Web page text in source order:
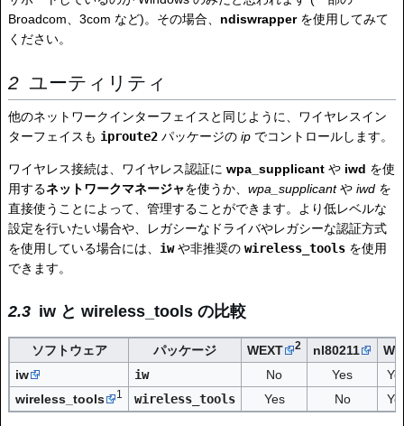
Broadcom、3com など)。その場合、 ndiswrapperを使用してみて
ください。
ユーティリティ
他のネットワークインターフェイスと同じように、ワイヤレスイン
ターフェイスも iproute2 パッケージの ip でコントロールします。
ワイヤレス接続は、ワイヤレス認証に wpa_supplicant や iwd を使
用するネットワークマネージャを使うか、 wpa_supplicantや iwd を
直接使うことによって、管理することができます。より低レベルな
設定を行いたい場合や、レガシーなドライバやレガシーな認証方式
を使用している場合には、 iwや非推奨の wireless_tools を使用
できます。
iw と wireless_tools の比較
ソフトウェア パッケージ WEXT 2 nl80211
iw
iw No Yes
wireless_tools
1 wireless_tools Yes No